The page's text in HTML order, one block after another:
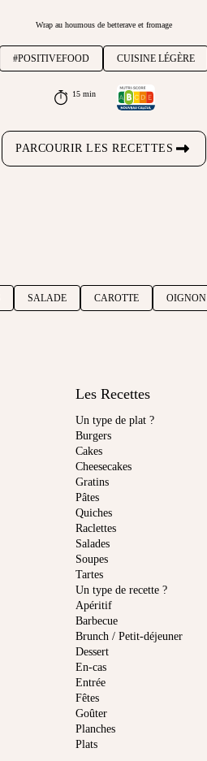
Wrap au houmous de betterave et fromage
#POSITIVEFOOD CUISINE LÉGÈRE
15 min
PARCOURIR LES RECETTES
SALADE CAROTTE OIGNON
Les Recettes
Un type de plat ?
Burgers
Cakes
Cheesecakes
Gratins
Pâtes
Quiches
Raclettes
Salades
Soupes
Tartes
Un type de recette ?
Apéritif
Barbecue
Brunch / Petit-déjeuner
Dessert
En-cas
Entrée
Fêtes
Goûter
Planches
Plats